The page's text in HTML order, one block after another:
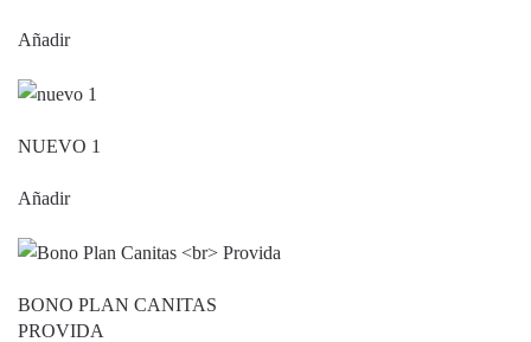
Añadir
NUEVO 1
Añadir
BONO PLAN CANITAS
PROVIDA